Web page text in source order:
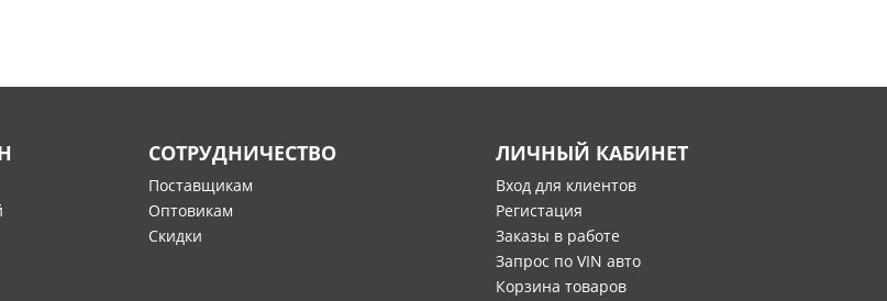
СОТРУДНИЧЕСТВО
Поставщикам
Оптовикам
Скидки
ЛИЧНЫЙ КАБИНЕТ
Вход для клиентов
Регистация
Заказы в работе
Запрос по VIN авто
Корзина товаров